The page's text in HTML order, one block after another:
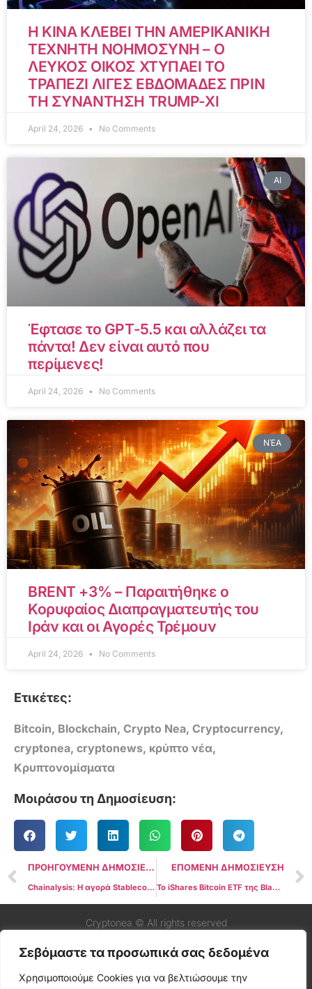
Σεβόμαστε τα προσωπικά σας δεδομένα
Χρησιμοποιούμε Cookies για να βελτιώσουμε την
Η ΚΙΝΑ ΚΛΕΒΕΙ ΤΗΝ ΑΜΕΡΙΚΑΝΙΚΗ
ΤΕΧΝΗΤΗ ΝΟΗΜΟΣΥΝΗ – Ο
ΛΕΥΚΟΣ ΟΙΚΟΣ ΧΤΥΠΑΕΙ ΤΟ
ΤΡΑΠΕΖΙ ΛΙΓΕΣ ΕΒΔΟΜΑΔΕΣ ΠΡΙΝ
ΤΗ ΣΥΝΑΝΤΗΣΗ TRUMP-XI
April 24, 2026 No Comments
AI
Έφτασε το GPT-5.5 και αλλάζει τα
πάντα! Δεν είναι αυτό που
περίμενες!
April 24, 2026 No Comments
ΝΈΑ
BRENT +3% – Παραιτήθηκε ο
Κορυφαίος Διαπραγματευτής του
Ιράν και οι Αγορές Τρέμουν
April 24, 2026 No Comments
Ετικέτες:
Bitcoin, Blockchain, Crypto Nea, Cryptocurrency,
cryptonea, cryptonews, κρύπτο νέα,
Κρυπτονομίσματα
Μοιράσου τη Δημοσίευση:
ΠΡΟΗΓΟΥΜΕΝΗ ΔΗΜΟΣΙΕΥΣΗ
Chainalysis: Η αγορά Stablecoin αποφεύγει τη ρυθμιστική εποπτεία των ΗΠΑ
ΕΠΟΜΕΝΗ ΔΗΜΟΣΙΕΥΣΗ
Το iShares Bitcoin ETF της BlackRock εξαφανίζεται και επανεμφανίζεται στην πλατφόρμα της DTCC σε μια περίεργη ανατροπή
Cryptonea © All rights reserved